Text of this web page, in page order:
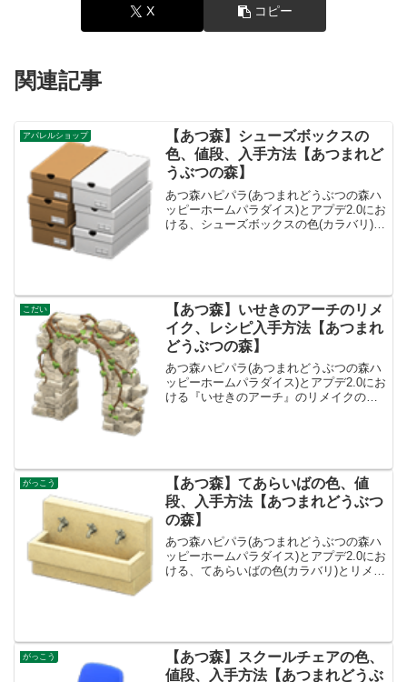
X コピー
関連記事
アパレルショップ
【あつ森】シューズボックスの
色、値段、入手方法【あつまれど
うぶつの森】
あつ森ハピパラ(あつまれどうぶつの森ハ
ッピーホームパラダイス)とアプデ2.0にお
ける、シューズボックスの色(カラバリ)と
こだい
【あつ森】いせきのアーチのリメ
イク、レシピ入手方法【あつまれ
どうぶつの森】
あつ森ハピパラ(あつまれどうぶつの森ハ
ッピーホームパラダイス)とアプデ2.0にお
ける『いせきのアーチ』のリメイクの種
がっこう
【あつ森】てあらいばの色、値
段、入手方法【あつまれどうぶつ
の森】
あつ森ハピパラ(あつまれどうぶつの森ハ
ッピーホームパラダイス)とアプデ2.0にお
ける、てあらいばの色(カラバリ)とリメイ
がっこう
【あつ森】スクールチェアの色、
値段、入手方法【あつまれどうぶ